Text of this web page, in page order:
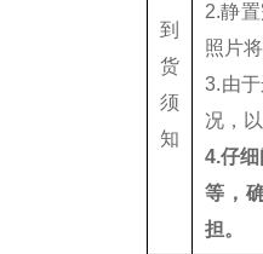
到
货
须
知
2.静
照片
3.由
况，
4.仔
等，
担。